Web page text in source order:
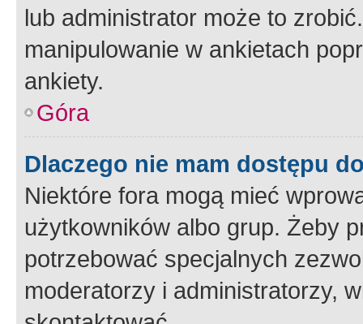
lub administrator może to
manipulowanie w ankietach
ankiety.
Góra
Dlaczego nie mam dostępu
Niektóre fora mogą mieć
użytkowników albo grup. Żeby
potrzebować specjalnych
moderatorzy i administratorzy,